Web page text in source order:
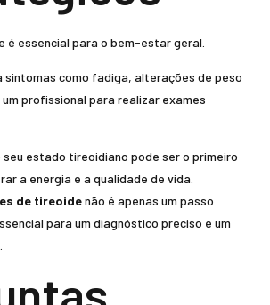
é essencial para o bem-estar geral.
sintomas como fadiga, alterações de peso
um profissional para realizar exames
seu estado tireoidiano pode ser o primeiro
a energia e a qualidade de vida.
de tireoidenão é apenas um passo
para um diagnóstico preciso e um